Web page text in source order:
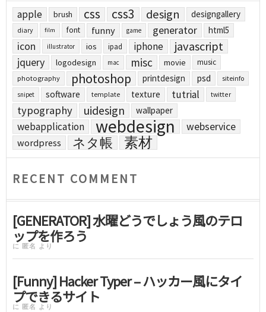
apple brush css css3 design designgallery
diary film font funny game generator html5
icon illustrator ios ipad iphone javascript
jquery logodesign mac misc movie music
photography photoshop printdesign psd siteinfo
snipet software template texture tutrial twitter
typography uidesign wallpaper
webapplication webdesign webservice
wordpress ネタ帳 素材
RECENT COMMENT
[GENERATOR] 水曜どうでしょう風のテロ
ップを作ろう
に 匿名 より
[Funny] Hacker Typer – ハッカー風にタイ
プできるサイト
に 匿名 より